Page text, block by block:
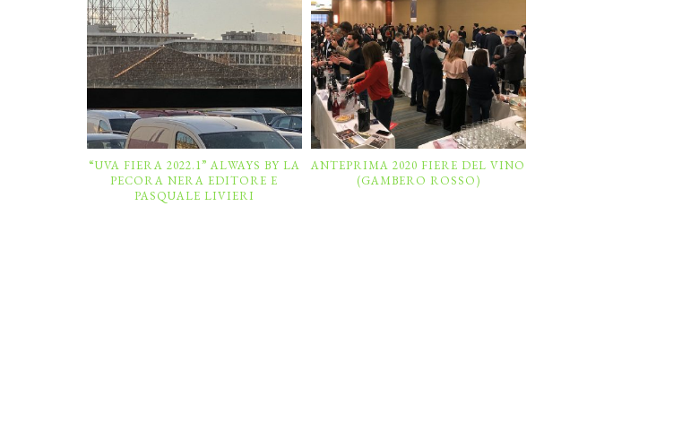
“UVA FIERA 2022.1” ALWAYS BY LA
PECORA NERA EDITORE E
PASQUALE LIVIERI
ANTEPRIMA 2020 FIERE DEL VINO
(GAMBERO ROSSO)